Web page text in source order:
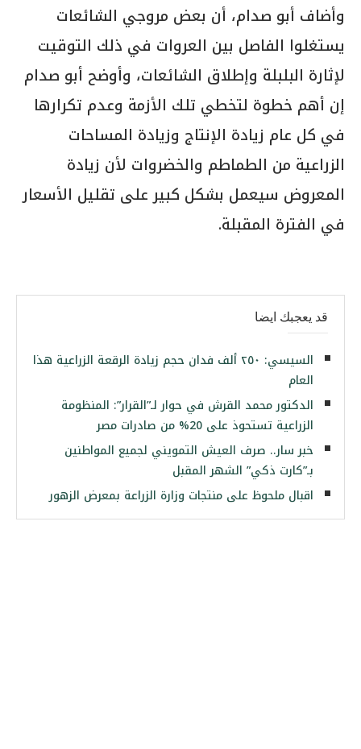
وأضاف أبو صدام، أن بعض مروجي الشائعات
يستغلوا الفاصل بين العروات في ذلك التوقيت
لإثارة البلبلة وإطلاق الشائعات، وأوضح أبو صدام
إن أهم خطوة لتخطي تلك الأزمة وعدم تكرارها
في كل عام زيادة الإنتاج وزيادة المساحات
الزراعية من الطماطم والخضروات لأن زيادة
المعروض سيعمل بشكل كبير على تقليل الأسعار
في الفترة المقبلة.
قد يعجبك ايضا
السيسي: ٢٥٠ ألف فدان حجم زيادة الرقعة الزراعية هذا
العام
الدكتور محمد القرش في حوار لـ”القرار”: المنظومة
الزراعية تستحوذ على 20% من صادرات مصر
خبر سار.. صرف العيش التمويني لجميع المواطنين
بـ”كارت ذكي” الشهر المقبل
اقبال ملحوظ على منتجات وزارة الزراعة بمعرض الزهور